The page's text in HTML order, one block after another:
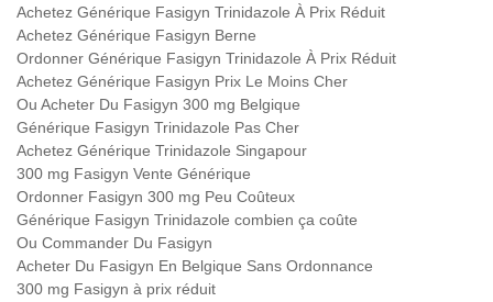
Achetez Générique Fasigyn Trinidazole À Prix Réduit
Achetez Générique Fasigyn Berne
Ordonner Générique Fasigyn Trinidazole À Prix Réduit
Achetez Générique Fasigyn Prix Le Moins Cher
Ou Acheter Du Fasigyn 300 mg Belgique
Générique Fasigyn Trinidazole Pas Cher
Achetez Générique Trinidazole Singapour
300 mg Fasigyn Vente Générique
Ordonner Fasigyn 300 mg Peu Coûteux
Générique Fasigyn Trinidazole combien ça coûte
Ou Commander Du Fasigyn
Acheter Du Fasigyn En Belgique Sans Ordonnance
300 mg Fasigyn à prix réduit